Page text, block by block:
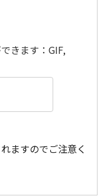
きます：GIF,
ますのでご注意く